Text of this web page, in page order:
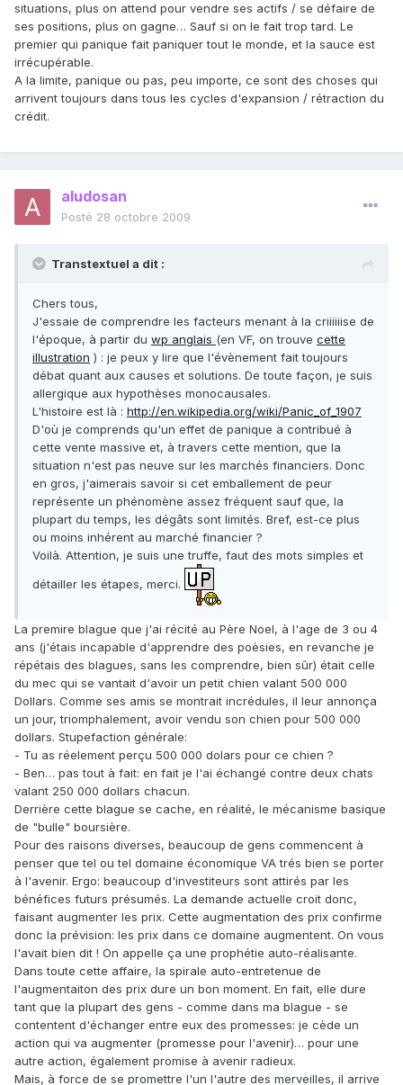
situations, plus on attend pour vendre ses actifs / se défaire de
ses positions, plus on gagne… Sauf si on le fait trop tard. Le
premier qui panique fait paniquer tout le monde, et la sauce est
irrécupérable.
A la limite, panique ou pas, peu importe, ce sont des choses qui
arrivent toujours dans tous les cycles d'expansion / rétraction du
crédit.
aludosan
Posté 28 octobre 2009
Transtextuel a dit :
Chers tous,
J'essaie de comprendre les facteurs menant à la criiiiiise de
l'époque, à partir du wp anglais (en VF, on trouve cette
illustration ) : je peux y lire que l'évènement fait toujours
débat quant aux causes et solutions. De toute façon, je suis
allergique aux hypothèses monocausales.
L'histoire est là : http://en.wikipedia.org/wiki/Panic_of_1907
D'où je comprends qu'un effet de panique a contribué à
cette vente massive et, à travers cette mention, que la
situation n'est pas neuve sur les marchés financiers. Donc
en gros, j'aimerais savoir si cet emballement de peur
représente un phénomène assez fréquent sauf que, la
plupart du temps, les dégâts sont limités. Bref, est-ce plus
ou moins inhérent au marché financier ?
Voilà. Attention, je suis une truffe, faut des mots simples et
détailler les étapes, merci.
La premire blague que j'ai récité au Père Noel, à l'age de 3 ou 4
ans (j'étais incapable d'apprendre des poèsies, en revanche je
répétais des blagues, sans les comprendre, bien sûr) était celle
du mec qui se vantait d'avoir un petit chien valant 500 000
Dollars. Comme ses amis se montrait incrédules, il leur annonça
un jour, triomphalement, avoir vendu son chien pour 500 000
dollars. Stupefaction générale:
- Tu as réelement perçu 500 000 dolars pour ce chien ?
- Ben… pas tout à fait: en fait je l'ai échangé contre deux chats
valant 250 000 dollars chacun.
Derrière cette blague se cache, en réalité, le mécanisme basique
de "bulle" boursière.
Pour des raisons diverses, beaucoup de gens commencent à
penser que tel ou tel domaine économique VA trés bien se porter
à l'avenir. Ergo: beaucoup d'investiteurs sont attirés par les
bénéfices futurs présumés. La demande actuelle croit donc,
faisant augmenter les prix. Cette augmentation des prix confirme
donc la prévision: les prix dans ce domaine augmentent. On vous
l'avait bien dit ! On appelle ça une prophétie auto-réalisante.
Dans toute cette affaire, la spirale auto-entretenue de
l'augmentaiton des prix dure un bon moment. En fait, elle dure
tant que la plupart des gens - comme dans ma blague - se
contentent d'échanger entre eux des promesses: je cède un
action qui va augmenter (promesse pour l'avenir)… pour une
autre action, également promise à avenir radieux.
Mais, à force de se promettre l'un l'autre des merveilles, il arrive